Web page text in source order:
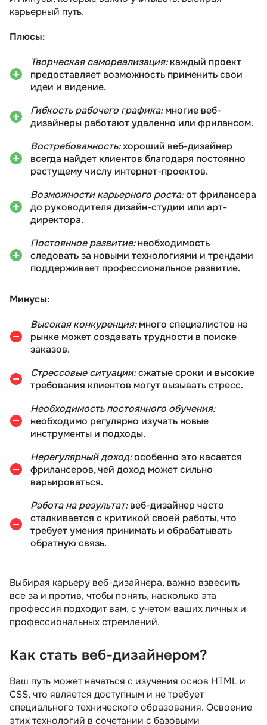
карьерный путь.
Плюсы:
Творческая самореализация:каждый проект
предоставляет возможность применить свои
идеи и видение.
Гибкость рабочего графика:многие веб-
дизайнеры работают удаленно или фрилансом.
Востребованность:хороший веб-дизайнер
всегда найдет клиентов благодаря постоянно
растущему числу интернет-проектов.
Возможности карьерного роста:от фрилансера
до руководителя дизайн-студии или арт-
директора.
Постоянное развитие:необходимость
следовать за новыми технологиями и трендами
поддерживает профессиональное развитие.
Минусы:
Высокая конкуренция:много специалистов на
рынке может создавать трудности в поиске
заказов.
Стрессовые ситуации:сжатые сроки и высокие
требования клиентов могут вызывать стресс.
Необходимость постоянного обучения:
необходимо регулярно изучать новые
инструменты и подходы.
Нерегулярный доход:особенно это касается
фрилансеров, чей доход может сильно
варьироваться.
Работа на результат:веб-дизайнер часто
сталкивается с критикой своей работы, что
требует умения принимать и обрабатывать
обратную связь.
Выбирая карьеру веб-дизайнера, важно взвесить
все за и против, чтобы понять, насколько эта
профессия подходит вам, с учетом ваших личных и
профессиональных стремлений.
Как стать веб-дизайнером?
Ваш путь может начаться с изучения основ HTML и
CSS, что является доступным и не требует
специального технического образования. Освоение
этих технологий в сочетании с базовыми